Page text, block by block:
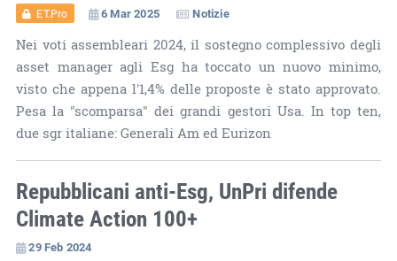
ET.Pro 6 Mar 2025 Notizie
Nei voti assembleari 2024, il sostegno complessivo degli
asset manager agli Esg ha toccato un nuovo minimo,
visto che appena l'1,4% delle proposte è stato approvato.
Pesa la "scomparsa" dei grandi gestori Usa. In top ten,
due sgr italiane: Generali Am ed Eurizon
Repubblicani anti-Esg, UnPri difende
Climate Action 100+
29 Feb 2024